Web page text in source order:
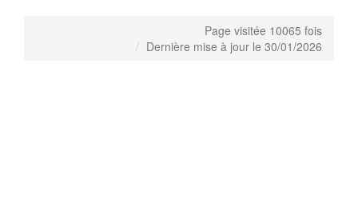
Page visitée 10065 fois
Dernière mise à jour le 30/01/2026